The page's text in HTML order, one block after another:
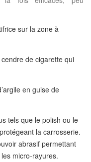
sur la zone à
de cigarette qui
en guise de
tels que le polish ou le
la carrosserie.
abrasif permettant
micro-rayures.